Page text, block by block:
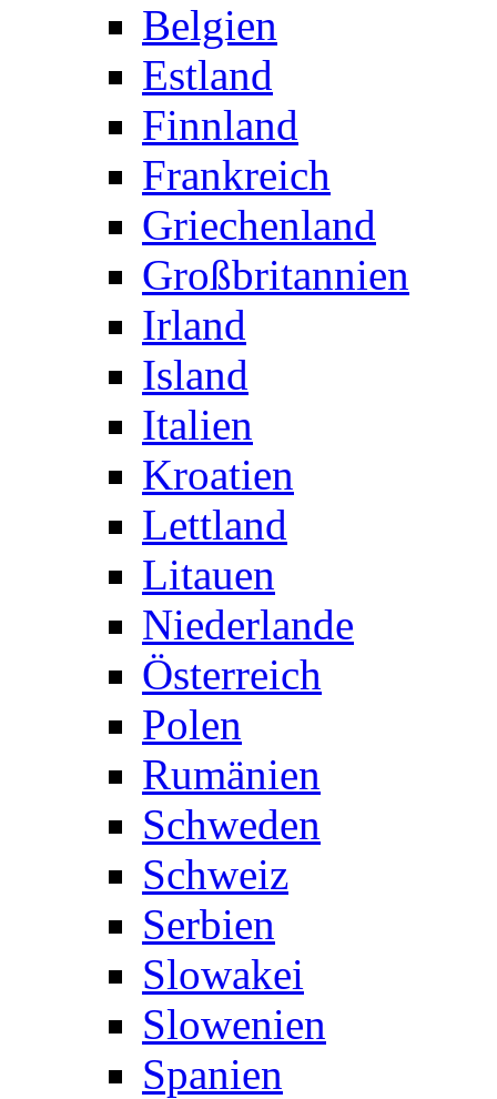
Belgien
Estland
Finnland
Frankreich
Griechenland
Großbritannien
Irland
Island
Italien
Kroatien
Lettland
Litauen
Niederlande
Österreich
Polen
Rumänien
Schweden
Schweiz
Serbien
Slowakei
Slowenien
Spanien